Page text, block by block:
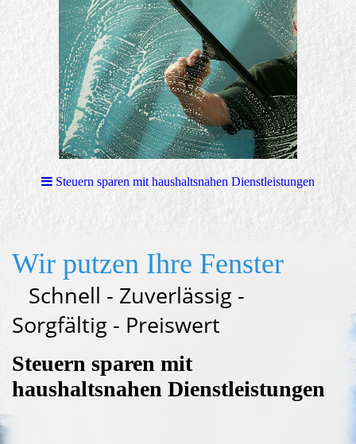
Steuern sparen mit haushaltsnahen Dienstleistungen
Wir putzen Ihre Fenster
Schnell - Zuverlässig -
Sorgfältig - Preiswert
Steuern sparen mit
haushaltsnahen Dienstleistungen